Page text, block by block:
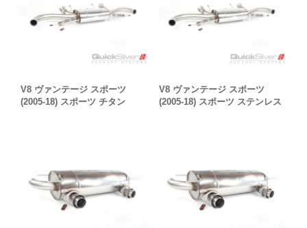
V8 ヴァンテージ スポーツ
(2005-18) スポーツ チタン
V8 ヴァンテージ スポーツ
(2005-18) スポーツ ステンレス